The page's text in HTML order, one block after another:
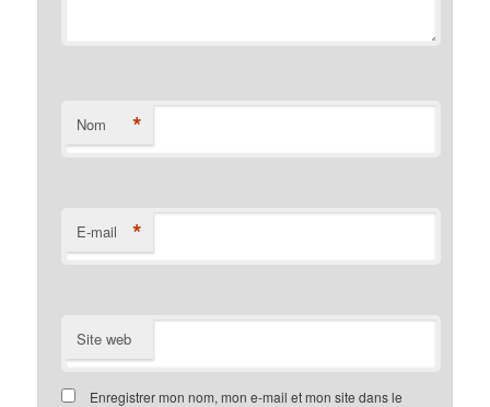
Nom *
E-mail *
Site web
Enregistrer mon nom, mon e-mail et mon site dans le